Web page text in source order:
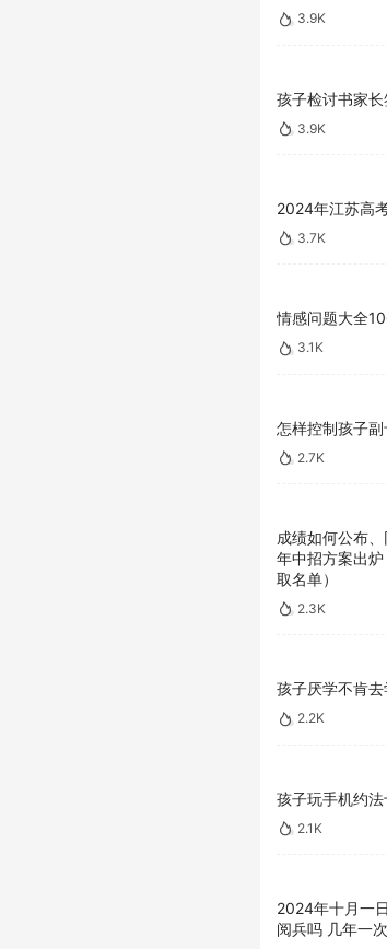
3.9K
孩子检讨书家
3.9K
2024年江苏高
3.7K
情感问题大全
3.1K
怎样控制孩子
2.7K
成绩如何公布
年中招方案出
取名单）
2.3K
孩子厌学不肯
2.2K
孩子玩手机约法
2.1K
2024年十月一
阅兵吗 几年一